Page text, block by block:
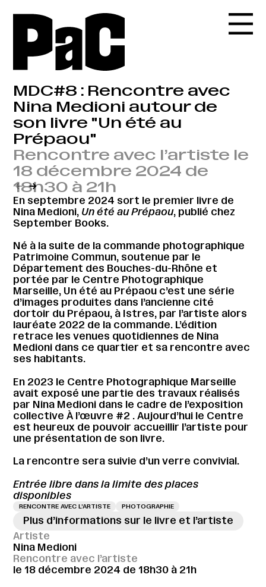
MDC#8 : Rencontre avec
Nina Medioni autour de
son livre "Un été au
Prépaou"
Rencontre avec l’artiste le
18 décembre 2024 de
18h30 à 21h
← →
En septembre 2024 sort le premier livre de
Nina Medioni, Un été au Prépaou, publié chez
September Books.
Né à la suite de la commande photographique
Patrimoine Commun, soutenue par le
Département des Bouches-du-Rhône et
portée par le Centre Photographique
Marseille, Un été au Prépaou c’est une série
d’images produites dans l’ancienne cité
dortoir du Prépaou, à Istres, par l’artiste alors
lauréate 2022 de la commande. L’édition
retrace les venues quotidiennes de Nina
Medioni dans ce quartier et sa rencontre avec
ses habitants.
En 2023 le Centre Photographique Marseille
avait exposé une partie des travaux réalisés
par Nina Medioni dans le cadre de l’exposition
collective À l’œuvre #2 . Aujourd’hui le Centre
est heureux de pouvoir accueillir l’artiste pour
une présentation de son livre.
La rencontre sera suivie d’un verre convivial.
Entrée libre dans la limite des places
disponibles
RENCONTRE AVEC L’ARTISTE PHOTOGRAPHIE
Plus d’informations sur le livre et l’artiste
Artiste
Nina Medioni
Rencontre avec l’artiste
le 18 décembre 2024 de 18h30 à 21h